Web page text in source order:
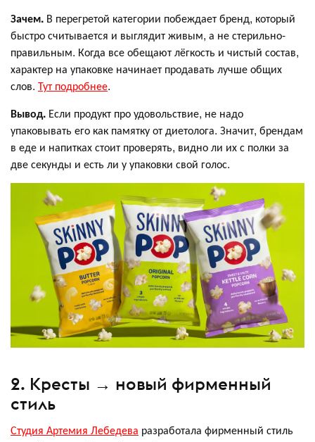
Зачем. В перегретой категории побеждает бренд, который
быстро считывается и выглядит живым, а не стерильно-
правильным. Когда все обещают лёгкость и чистый состав,
характер на упаковке начинает продавать лучше общих
слов. Тут подробнее.
Вывод. Если продукт про удовольствие, не надо
упаковывать его как памятку от диетолога. Значит, брендам
в еде и напитках стоит проверять, видно ли их с полки за
две секунды и есть ли у упаковки свой голос.
2. Кресты → новый фирменный
стиль
Студия Артемия Лебедева разработала фирменный стиль